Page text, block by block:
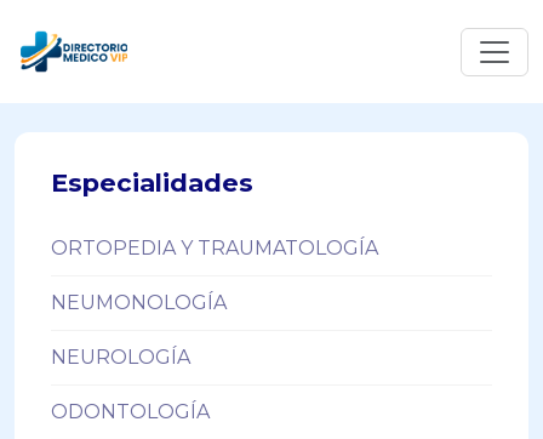
Especialidades
ORTOPEDIA Y TRAUMATOLOGÍA
NEUMONOLOGÍA
NEUROLOGÍA
ODONTOLOGÍA